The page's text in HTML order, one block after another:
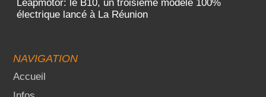
Leapmotor: le B10, un troisième modèle 100%
électrique lancé à La Réunion
NAVIGATION
Accueil